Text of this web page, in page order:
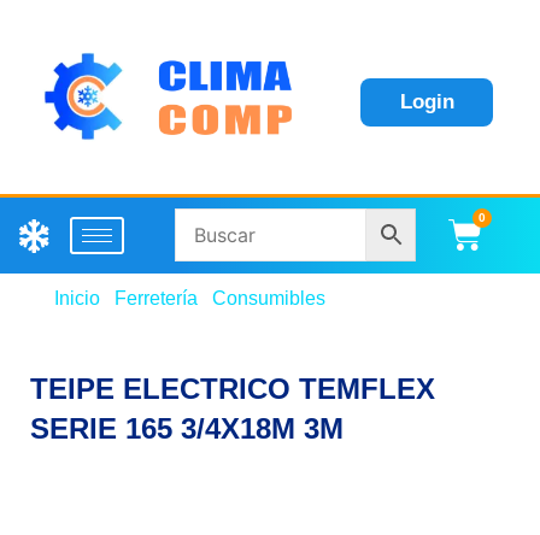
Login
0
Inicio Ferretería Consumibles
TEIPE ELECTRICO TEMFLEX
SERIE 165 3/4X18M 3M